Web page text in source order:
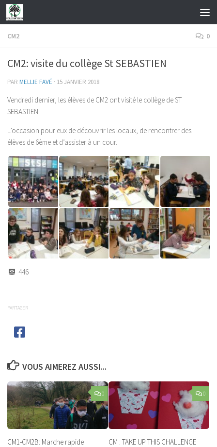
Skip to content
CM2 0
CM2: visite du collège St SEBASTIEN
PAR MELLIE FAVÉ · 15 JANVIER 2018
Vendredi dernier, les élèves de CM2 ont visité le collège de ST
SEBASTIEN.
L’occasion pour eux de découvrir les locaux, de rencontrer des
élèves de 6ème et d’assister à un cour.
446
PARTAGER
VOUS AIMEREZ AUSSI...
0
CM1-CM2B: Marche rapide
0
CM : TAKE UP THIS CHALLENGE